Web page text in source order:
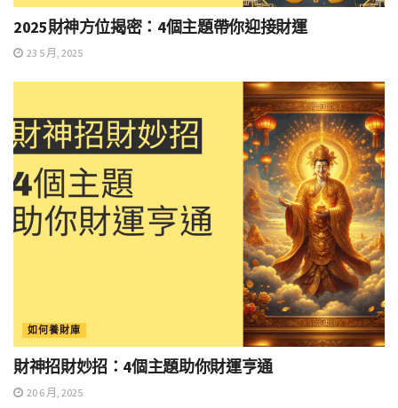
2025財神方位揭密：4個主題帶你迎接財運
23 5 月, 2025
如何養財庫
財神招財妙招：4個主題助你財運亨通
20 6 月, 2025